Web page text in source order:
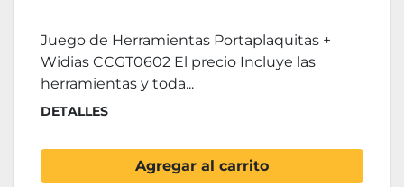
Juego de Herramientas Portaplaquitas +
Widias CCGT0602 El precio Incluye las
herramientas y toda...
DETALLES
Agregar al carrito